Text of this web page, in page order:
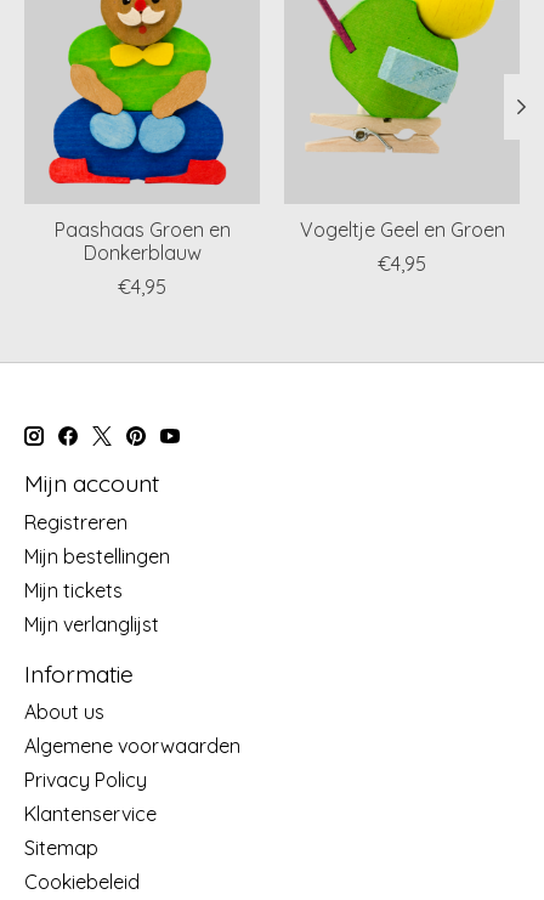
Paashaas Groen en
Donkerblauw
€4,95
Vogeltje Geel en Groen
€4,95
Mijn account
Registreren
Mijn bestellingen
Mijn tickets
Mijn verlanglijst
Informatie
About us
Algemene voorwaarden
Privacy Policy
Klantenservice
Sitemap
Cookiebeleid